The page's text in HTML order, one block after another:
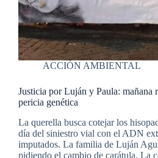
ACCIÓN AMBIENTAL
Justicia por Luján y Paula: mañana
pericia genética
La querella busca cotejar los
día del siniestro vial con el ADN
imputados. La familia de Luján
pidiendo el cambio de carátula. La